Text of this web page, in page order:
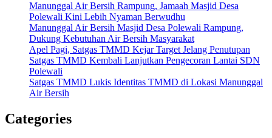
Manunggal Air Bersih Rampung, Jamaah Masjid Desa
Polewali Kini Lebih Nyaman Berwudhu
Manunggal Air Bersih Masjid Desa Polewali Rampung,
Dukung Kebutuhan Air Bersih Masyarakat
Apel Pagi, Satgas TMMD Kejar Target Jelang Penutupan
Satgas TMMD Kembali Lanjutkan Pengecoran Lantai SDN
Polewali
Satgas TMMD Lukis Identitas TMMD di Lokasi Manunggal
Air Bersih
Categories